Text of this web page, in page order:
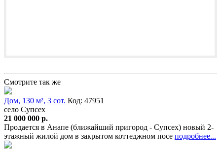
Смотрите так же
Дом, 130 м², 3 сот. Код: 47951
село Супсех
21 000 000 р.
Продается в Анапе (ближайший пригород - Супсех) новый 2-
этажный жилой дом в закрытом коттеджном посе подробнее...